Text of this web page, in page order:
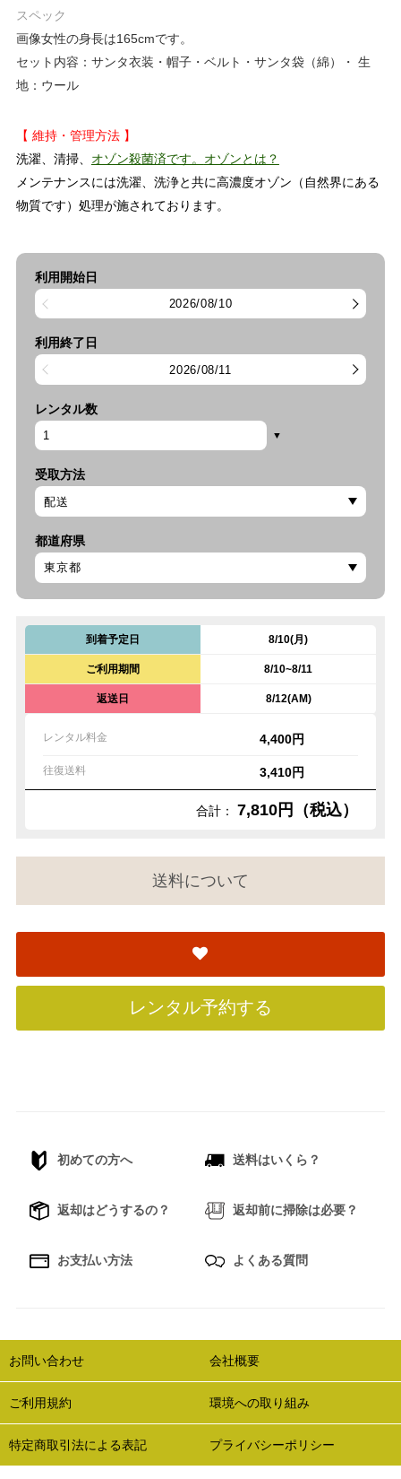
スペック
画像女性の身長は165cmです。
セット内容：サンタ衣装・帽子・ベルト・サンタ袋（綿）・ 生
地：ウール
【 維持・管理方法 】
洗濯、清掃、 オゾン殺菌済です。 オゾンとは？
メンテナンスには洗濯、洗浄と共に高濃度オゾン（自然界にある
物質です）処理が施されております。
利用開始日
2026/08/10
利用終了日
2026/08/11
レンタル数
受取方法
都道府県
到着予定日 8/10(月)
ご利用期間 8/10~8/11
返送日 8/12(AM)
レンタル料金 4,400円
往復送料 3,410円
合計： 7,810円（税込）
送料について
レンタル予約する
初めての方へ 送料はいくら？
返却はどうするの？ 返却前に掃除は必要？
お支払い方法 よくある質問
お問い合わせ 会社概要
ご利用規約 環境への取り組み
特定商取引法による表記 プライバシーポリシー